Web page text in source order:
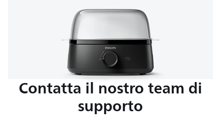
Contatta il nostro team di
supporto